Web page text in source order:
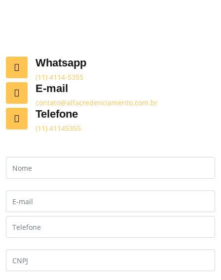
Whatsapp
(11) 4114-5355
E-mail
contato@alfacredenciamento.com.br
Telefone
(11) 41145355